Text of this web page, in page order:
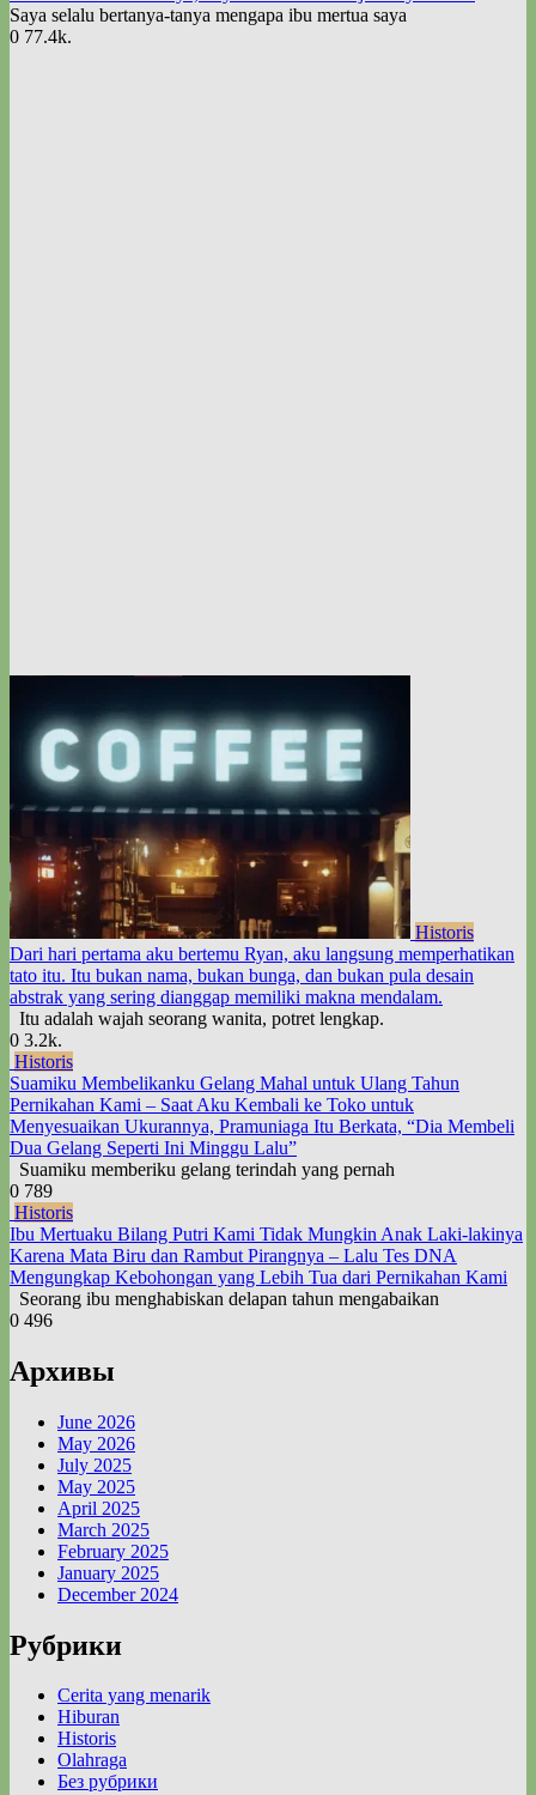
Saya selalu bertanya-tanya mengapa ibu mertua saya
0 77.4k.
Historis
Dari hari pertama aku bertemu Ryan, aku langsung memperhatikan
tato itu. Itu bukan nama, bukan bunga, dan bukan pula desain
abstrak yang sering dianggap memiliki makna mendalam.
Itu adalah wajah seorang wanita, potret lengkap.
0 3.2k.
Historis
Suamiku Membelikanku Gelang Mahal untuk Ulang Tahun
Pernikahan Kami – Saat Aku Kembali ke Toko untuk
Menyesuaikan Ukurannya, Pramuniaga Itu Berkata, “Dia Membeli
Dua Gelang Seperti Ini Minggu Lalu”
Suamiku memberiku gelang terindah yang pernah
0 789
Historis
Ibu Mertuaku Bilang Putri Kami Tidak Mungkin Anak Laki-lakinya
Karena Mata Biru dan Rambut Pirangnya – Lalu Tes DNA
Mengungkap Kebohongan yang Lebih Tua dari Pernikahan Kami
Seorang ibu menghabiskan delapan tahun mengabaikan
0 496
Архивы
June 2026
May 2026
July 2025
May 2025
April 2025
March 2025
February 2025
January 2025
December 2024
Рубрики
Cerita yang menarik
Hiburan
Historis
Olahraga
Без рубрики